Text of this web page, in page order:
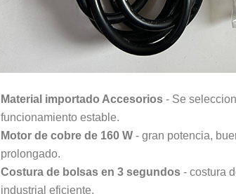
Material importado Accesorios - Se
funcionamiento estable.
Motor de cobre de 160 W - gran potencia,
prolongado.
Costura de bolsas en 3 segundos - costura
industrial eficiente.